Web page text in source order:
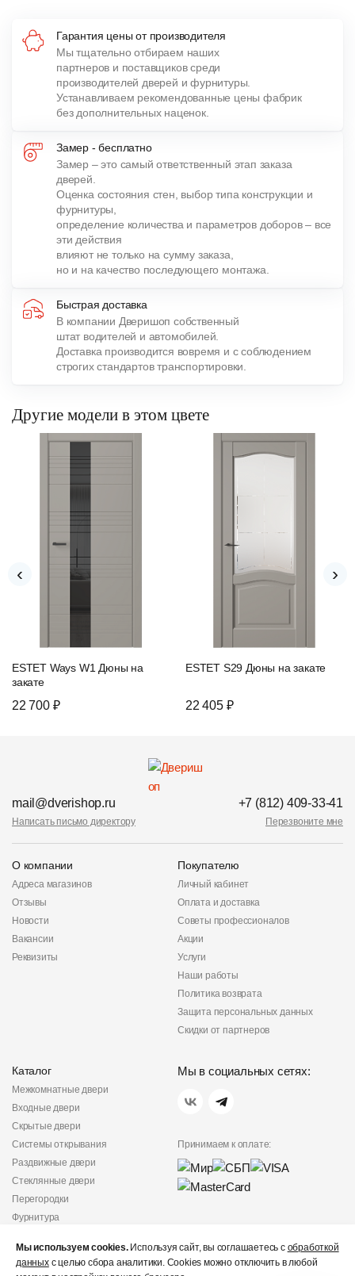
Гарантия цены от производителя
Мы тщательно отбираем наших
партнеров и поставщиков среди
производителей дверей и фурнитуры.
Устанавливаем рекомендованные цены фабрик
без дополнительных наценок.
Замер - бесплатно
Замер – это самый ответственный этап заказа
дверей.
Оценка состояния стен, выбор типа конструкции и
фурнитуры,
определение количества и параметров доборов – все
эти действия
влияют не только на сумму заказа,
но и на качество последующего монтажа.
Быстрая доставка
В компании Дверишоп собственный
штат водителей и автомобилей.
Доставка производится вовремя и с соблюдением
строгих стандартов транспортировки.
Другие модели в этом цвете
ESTET Ways W1 Дюны на
закате
22 700 ₽
ESTET S29 Дюны на закате
22 405 ₽
‹ ›
mail@dverishop.ru
Написать письмо директору
+7 (812) 409-33-41
Перезвоните мне
О компании
Адреса магазинов
Отзывы
Новости
Вакансии
Реквизиты
Покупателю
Личный кабинет
Оплата и доставка
Советы профессионалов
Акции
Услуги
Наши работы
Политика возврата
Защита персональных данных
Скидки от партнеров
Каталог
Межкомнатные двери
Входные двери
Скрытые двери
Системы открывания
Раздвижные двери
Стеклянные двери
Перегородки
Фурнитура
Мы в социальных сетях:
Принимаем к оплате:
конфиденциальности
Не является публичной
Мы используем cookies.Используя сайт, вы соглашаетесь с обработкой
данныхс целью сбора аналитики. Cookies можно отключить в любой